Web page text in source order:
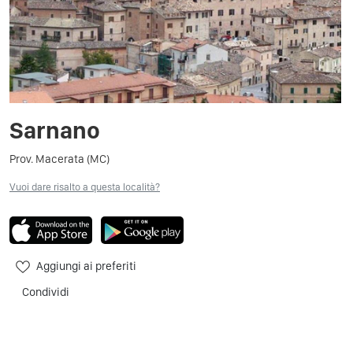
Sarnano
Prov. Macerata (MC)
Vuoi dare risalto a questa località?
Aggiungi ai preferiti
Condividi